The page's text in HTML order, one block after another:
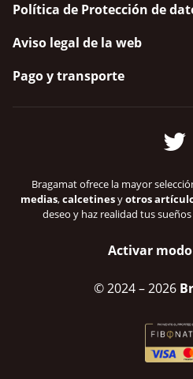
Política de Protección de
Aviso legal de la web
Pago y transporte
Bragamat ofrece la mayor
medias,calcetinesyotros
deseo y haz realidad tus
Activar
© 2024– 2026